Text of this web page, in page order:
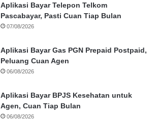
Aplikasi Bayar Telepon Telkom
Pascabayar, Pasti Cuan Tiap Bulan
07/08/2026
Aplikasi Bayar Gas PGN Prepaid Postpaid,
Peluang Cuan Agen
06/08/2026
Aplikasi Bayar BPJS Kesehatan untuk
Agen, Cuan Tiap Bulan
06/08/2026